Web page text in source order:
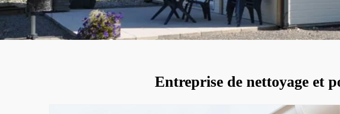
Entreprise de nettoyage et